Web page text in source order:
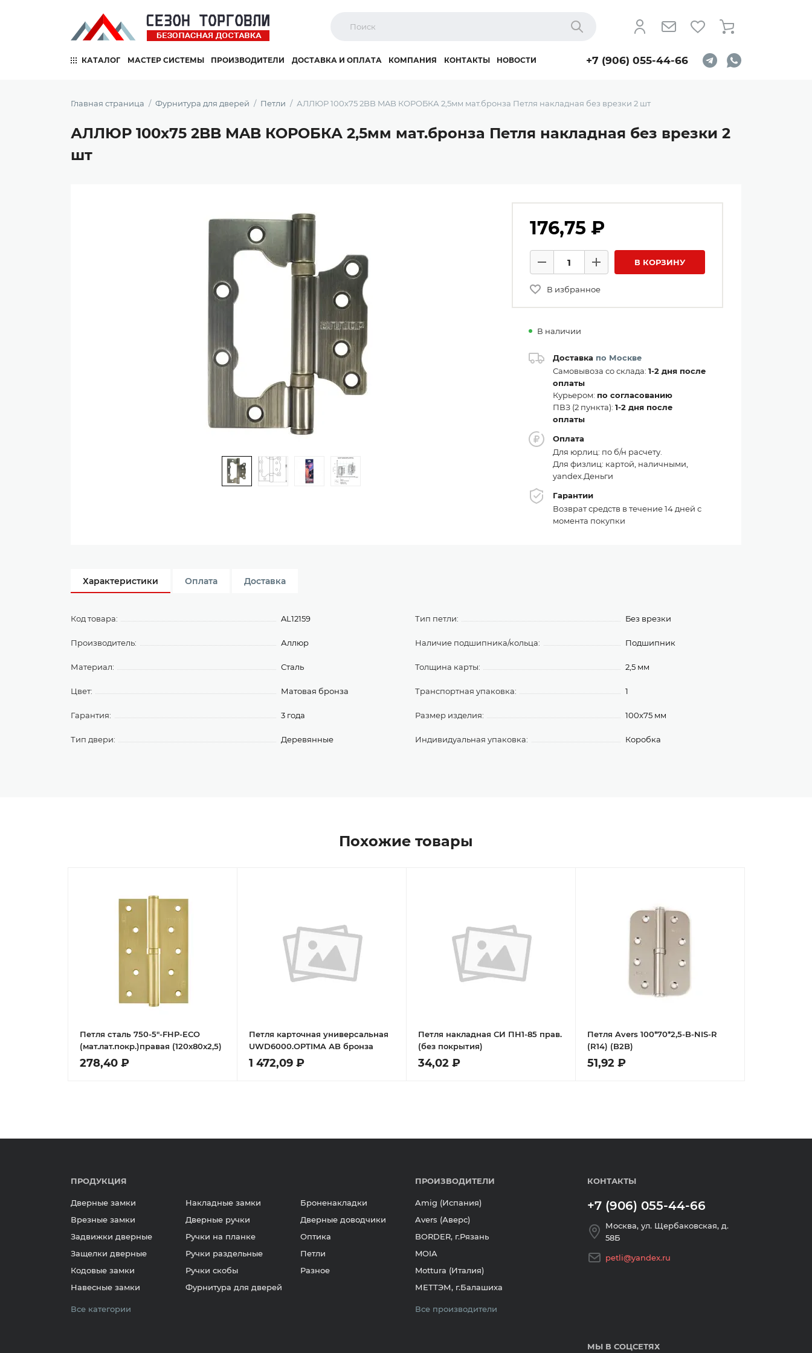
Найти
КАТАЛОГ МАСТЕР СИСТЕМЫ ПРОИЗВОДИТЕЛИ ДОСТАВКА И ОПЛАТА КОМПАНИЯ КОНТАКТЫ НОВОСТИ +7 (906) 055-44-66
Главная страница Фурнитура для дверей Петли АЛЛЮР 100х75 2BB MAB КОРОБКА 2,5мм мат.бронза Петля накладная без врезки 2 шт
АЛЛЮР 100х75 2BB MAB КОРОБКА 2,5мм мат.бронза Петля накладная без врезки 2
шт
176,75 ₽
Количество товаров
Минус
Плюс В КОРЗИНУ
В избранное
В наличии
Доставка по Москве
Самовывоза со склада: 1-2 дня после
оплаты
Курьером: по согласованию
ПВЗ (2 пункта): 1-2 дня после
оплаты
Оплата
Для юрлиц: по б/н расчету.
Для физлиц: картой, наличными,
yandex.Деньги
Гарантии
Возврат средств в течение 14 дней с
момента покупки
Характеристики Оплата Доставка
Код товара: AL12159
Производитель: Аллюр
Материал: Сталь
Цвет: Матовая бронза
Гарантия: 3 года
Тип двери: Деревянные
Тип петли: Без врезки
Наличие подшипника/кольца: Подшипник
Толщина карты: 2,5 мм
Транспортная упаковка: 1
Размер изделия: 100х75 мм
Индивидуальная упаковка: Коробка
Похожие товары
Петля сталь 750-5"-FHP-ECO
(мат.лат.покр.)правая (120х80х2,5)
278,40 ₽
Петля карточная универсальная
UWD6000.OPTIMA АB бронза
1 472,09 ₽
Петля накладная СИ ПН1-85 прав.
(без покрытия)
34,02 ₽
Петля Avers 100*70*2,5-B-NIS-R
(R14) (B2B)
51,92 ₽
ПРОДУКЦИЯ
Дверные замки
Врезные замки
Задвижки дверные
Защелки дверные
Кодовые замки
Навесные замки
Накладные замки
Дверные ручки
Ручки на планке
Ручки раздельные
Ручки скобы
Фурнитура для дверей
Броненакладки
Дверные доводчики
Оптика
Петли
Разное
Все категории
ПРОИЗВОДИТЕЛИ
Amig (Испания)
Avers (Аверс)
BORDER, г.Рязань
MOIA
Mottura (Италия)
МЕТТЭМ, г.Балашиха
Все производители
КОНТАКТЫ
+7 (906) 055-44-66
Москва, ул. Щербаковская, д.
58Б
petli@yandex.ru
МЫ В СОЦСЕТЯХ